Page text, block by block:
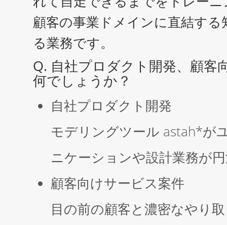
顧客の事業ドメインに直結す
る業務です。
Q. 自社プロダクト開発、顧客
何でしょうか？
自社プロダクト開発
モデリングツール astah*が
ニケーションや設計業務が
顧客向けサービス案件
目の前の顧客と濃密なやり